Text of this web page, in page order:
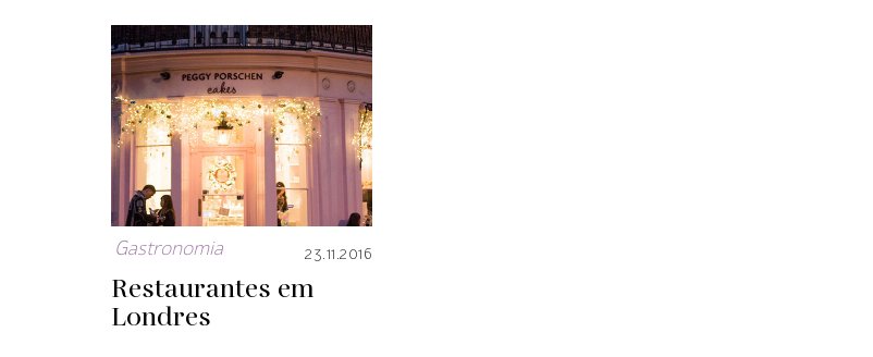
Gastronomia 23.11.2016
Restaurantes em
Londres